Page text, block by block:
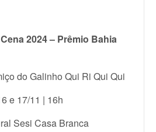
2024 – Prêmio Bahia
do Galinho Qui Ri Qui Qui
e 17/11 | 16h
Sesi Casa Branca